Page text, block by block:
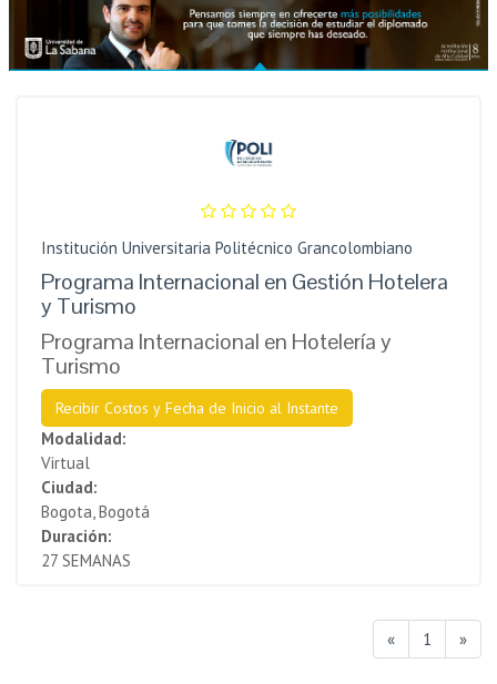
Institución Universitaria Politécnico Grancolombiano
Programa Internacional en Gestión Hotelera
y Turismo
Programa Internacional en Hotelería y
Turismo
Recibir Costos y Fecha de Inicio al Instante
Modalidad:
Virtual
Ciudad:
Bogota, Bogotá
Duración:
27 SEMANAS
« 1 »